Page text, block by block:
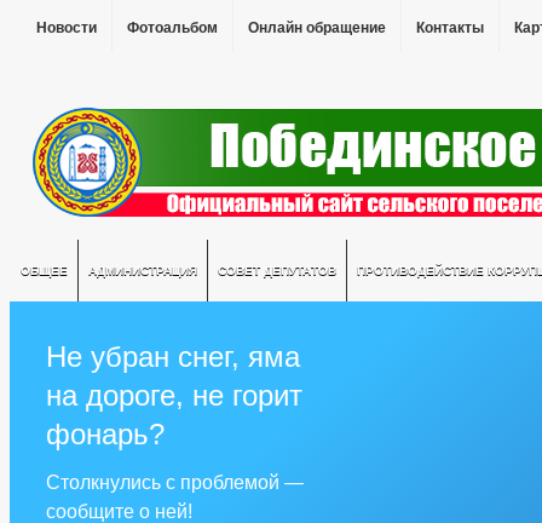
Новости Фотоальбом Онлайн обращение Контакты
ОБЩЕЕ АДМИНИСТРАЦИЯ СОВЕТ ДЕПУТАТОВ ПРОТИВОДЕЙСТВИЕ
Не убран снег, яма
на дороге, не горит
фонарь?
Столкнулись с проблемой —
сообщите о ней!